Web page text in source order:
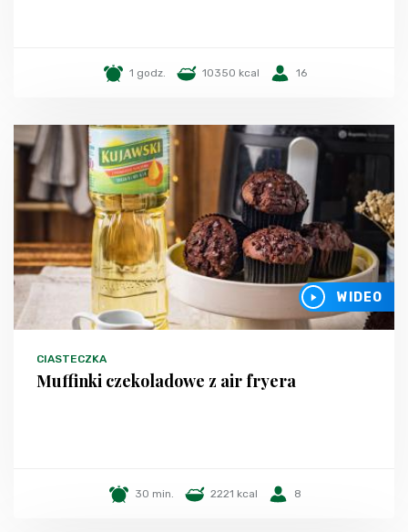
1 godz. 10350 kcal 16
WIDEO
CIASTECZKA
Muffinki czekoladowe z air fryera
30 min. 2221 kcal 8